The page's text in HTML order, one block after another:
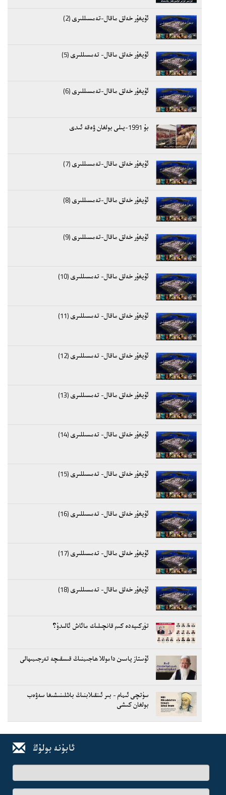
ئۇيغۇر خەلق ماقال-تەمسىللىرى (2)
ئۇيغۇر خەلق ماقال- تەمسىللىرى (5)
ئۇيغۇر خەلق ماقال-تەمسىللىرى (6)
بۇ 1991-يىلى بولغان ۋەقە ئىدى
ئۇيغۇر خەلق ماقال-تەمسىللىرى (7)
ئۇيغۇر خەلق ماقال-تەمسىللىرى (8)
ئۇيغۇر خەلق ماقال-تەمسىللىرى (9)
ئۇيغۇر خەلق ماقال- تەمسىللىرى (10)
ئۇيغۇر خەلق ماقال- تەمسىللىرى (11)
ئۇيغۇر خەلق ماقال- تەمسىللىرى (12)
ئۇيغۇر خەلق ماقال- تەمسىللىرى (13)
ئۇيغۇر خەلق ماقال- تەمسىللىرى (14)
ئۇيغۇر خەلق ماقال- تەمسىللىرى (15)
ئۇيغۇر خەلق ماقال- تەمسىللىرى (16)
ئۇيغۇر خەلق ماقال- تەمسىللىرى (17)
ئۇيغۇر خەلق ماقال- تەمسىللىرى (18)
تۈركىيەدە كىم قانچىلىك مائاش ئالىدۇ؟
ئۇستاز ياسىن داموللا ھاجىمنىڭ قىسقىچە تەرجىمىھالى
سۈتچى ئىمام - بىر ئىنقىلابنىڭ باشلىنىشىغا سەۋەب
بولغان كىشى
ئابۇنە بولۇڭ
ئىسىم-
فامىلىڭىز